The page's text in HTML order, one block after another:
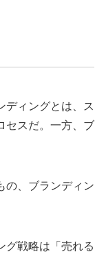
ディングとは、ス
セスだ。一方、ブ
の、ブランディン
戦略は「 売れる